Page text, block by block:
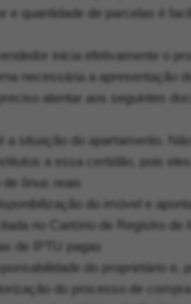
quantidade de parcelas é
inicia efetivamente o
necessária a apresentação
atentar aos seguintes
a situação do apartamento.
a essa certidão, pois
ônus reais
do imóvel e
no Cartório de Registro de
de IPTU pagas
do proprietário e,
do processo de